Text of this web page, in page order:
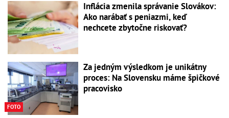
Inflácia zmenila správanie Slovákov:
Ako narábať s peniazmi, keď
nechcete zbytočne riskovať?
FOTO
Za jedným výsledkom je unikátny
proces: Na Slovensku máme špičkové
pracovisko